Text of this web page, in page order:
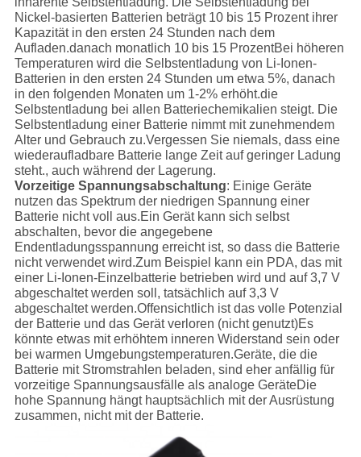
Nickel-basierten Batterien beträgt 10 bis 15 Prozent ihrer
Kapazität in den ersten 24 Stunden nach dem
Aufladen.danach monatlich 10 bis 15 ProzentBei höheren
Temperaturen wird die Selbstentladung von Li-Ionen-
Batterien in den ersten 24 Stunden um etwa 5%, danach
in den folgenden Monaten um 1-2% erhöht.die
Selbstentladung bei allen Batteriechemikalien steigt. Die
Selbstentladung einer Batterie nimmt mit zunehmendem
Alter und Gebrauch zu.Vergessen Sie niemals, dass eine
wiederaufladbare Batterie lange Zeit auf geringer Ladung
steht., auch während der Lagerung.
Vorzeitige Spannungsabschaltung: Einige Geräte
nutzen das Spektrum der niedrigen Spannung einer
Batterie nicht voll aus.Ein Gerät kann sich selbst
abschalten, bevor die angegebene
Endentladungsspannung erreicht ist, so dass die Batterie
nicht verwendet wird.Zum Beispiel kann ein PDA, das mit
einer Li-Ionen-Einzelbatterie betrieben wird und auf 3,7 V
abgeschaltet werden soll, tatsächlich auf 3,3 V
abgeschaltet werden.Offensichtlich ist das volle Potenzial
der Batterie und das Gerät verloren (nicht genutzt)Es
könnte etwas mit erhöhtem inneren Widerstand sein oder
bei warmen Umgebungstemperaturen.Geräte, die die
Batterie mit Stromstrahlen beladen, sind eher anfällig für
vorzeitige Spannungsausfälle als analoge GeräteDie
hohe Spannung hängt hauptsächlich mit der Ausrüstung
zusammen, nicht mit der Batterie.